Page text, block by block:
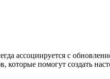
ассоциируется с
помогут создать